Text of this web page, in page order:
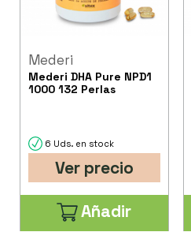
Mederi
Mederi DHA Pure NPD1
1000 132 Perlas
6 Uds. en stock
Ver precio
Añadir